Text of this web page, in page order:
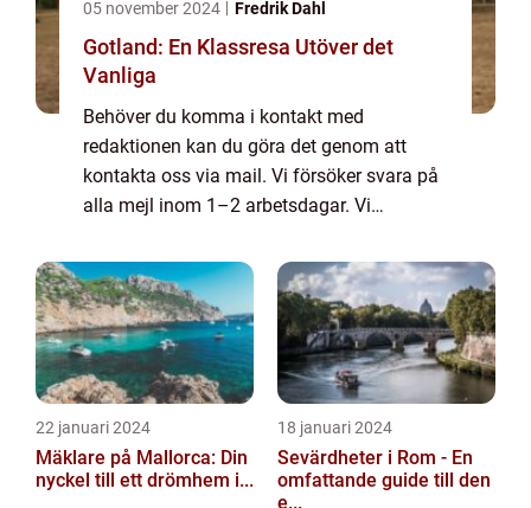
05 november 2024 Fredrik Dahl
Gotland: En Klassresa Utöver det
Vanliga
Behöver du komma i kontakt med
redaktionen kan du göra det genom att
kontakta oss via mail. Vi försöker svara på
alla mejl inom 1–2 arbetsdagar. Vi
kommentarer till innehållet på vår sida.
22 januari 2024
Mäklare på Mallorca: Din
nyckel till ett drömhem i...
18 januari 2024
Sevärdheter i Rom - En
omfattande guide till den
e...